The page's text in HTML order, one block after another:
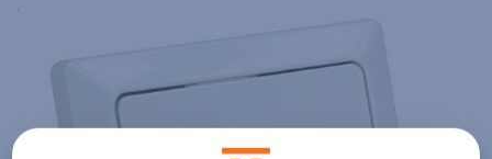
Yksityiskohtainen kuvaus löytyy Tuotteen kuvaus -